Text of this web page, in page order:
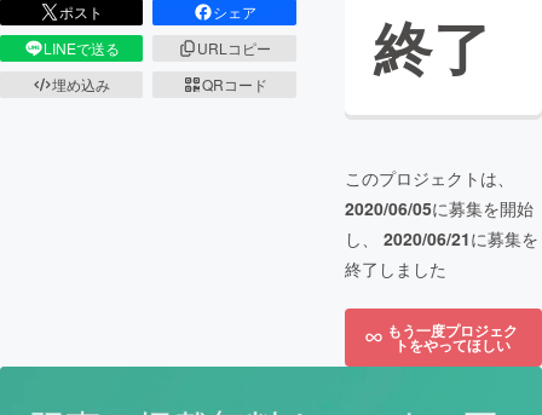
ポスト
シェア
LINEで送る
URLコピー
埋め込み
QRコード 終了
このプロジェクトは、
2020/06/05に募集を開始
し、 2020/06/21に募集を
終了しました
もう一度プロジェク
トをやってほしい